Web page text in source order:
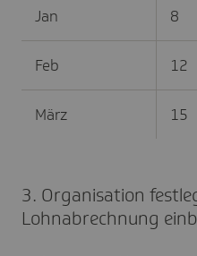
Jan
Feb 12
März 15
3. Organisation
Lohnabrechnung